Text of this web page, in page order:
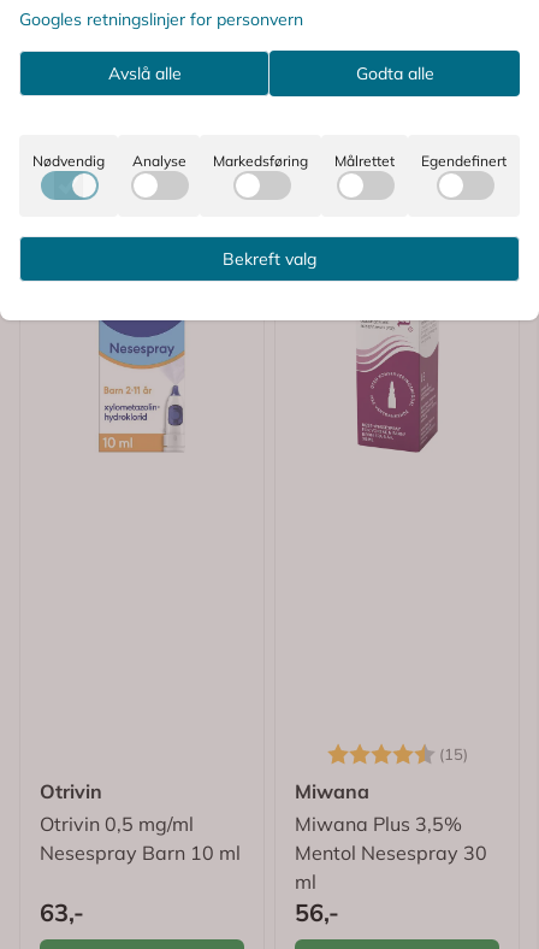
Otrivin
Otrivin 0,5 mg/ml
Nesespray Barn 10 ml
63,-
Karakter: (15)
Miwana
Miwana Plus 3,5%
Mentol Nesespray 30
ml
56,-
Googles retningslinjer for personvern
Avslå alle Godta alle
Nødvendig Analyse Markedsføring Målrettet Egendefinert
Bekreft valg